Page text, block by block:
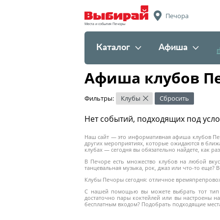
Места и события Печоры
Печора
Каталог Афиша
Афиша клубов
Фильтры: Клубы × Сбросить
Наш сайт — это информативная афиша клубов
других мероприятиях, которые ожидаются в
клубах — сегодня вы обязательно найдете, как
В Печоре есть множество клубов на любой
танцевальная музыка, рок, джаз или что-то еще?
Клубы Печоры сегодня: отличное
С нашей помощью вы можете выбрать тот тип
достаточно пары коктейлей или вы настроены
бесплатным входом? Подобрать подходящие
Нет событий, подходящих под